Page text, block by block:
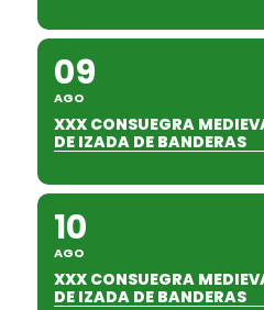
09
AGO
XXX CONSUEGRA
DE IZADA DE BANDERAS
10
AGO
XXX CONSUEGRA
DE IZADA DE BANDERAS